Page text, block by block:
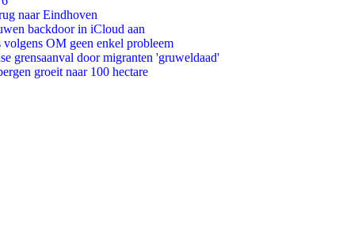
naar Eindhoven
backdoor in iCloud aan
OM geen enkel probleem
grensaanval door migranten 'gruweldaad'
groeit naar 100 hectare